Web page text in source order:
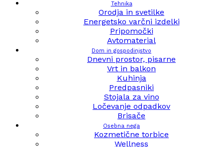
Tehnika
Orodja in svetilke
Energetsko varčni izdelki
Pripomočki
Avtomaterial
Dom in gospodinjstvo
Dnevni prostor, pisarne
Vrt in balkon
Kuhinja
Predpasniki
Stojala za vino
Ločevanje odpadkov
Brisače
Osebna nega
Kozmetične torbice
Wellness